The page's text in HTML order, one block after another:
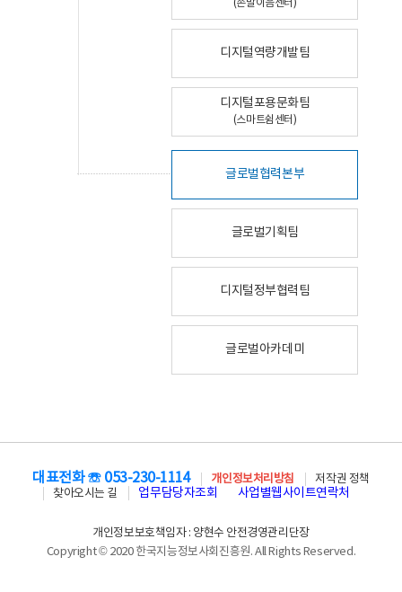
(손말이음센터)
디지털역량개발팀
디지털포용문화팀
(스마트쉼센터)
글로벌협력본부
글로벌기획팀
디지털정부협력팀
글로벌아카데미
대표전화 ☏ 053-230-1114 개인정보처리방침
저작권 정책
찾아오시는 길
업무담당자조회 사업별웹사이트연락처
개인정보보호책임자 : 양현수 안전경영관리단장
Copyright © 2020 한국지능정보사회진흥원. All Rights Reserved.